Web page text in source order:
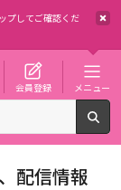
プしてご確認くだ
会員登録 メニュー
配信情報